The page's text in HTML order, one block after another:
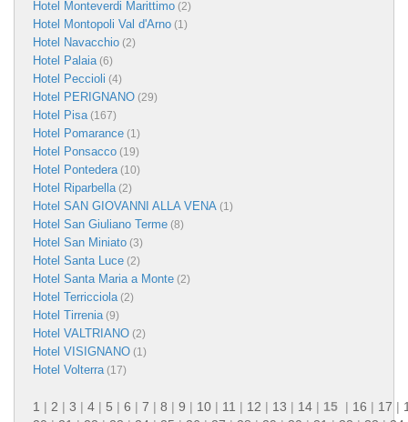
Hotel Monteverdi Marittimo (2)
Hotel Montopoli Val d'Arno (1)
Hotel Navacchio (2)
Hotel Palaia(6)
Hotel Peccioli (4)
Hotel PERIGNANO (29)
Hotel Pisa(167)
Hotel Pomarance (1)
Hotel Ponsacco (19)
Hotel Pontedera(10)
Hotel Riparbella(2)
Hotel SAN GIOVANNI ALLA VENA (1)
Hotel San Giuliano Terme (8)
Hotel San Miniato (3)
Hotel Santa Luce (2)
Hotel Santa Maria a Monte (2)
Hotel Terricciola(2)
Hotel Tirrenia(9)
Hotel VALTRIANO (2)
Hotel VISIGNANO (1)
Hotel Volterra(17)
1 | 2 | 3 | 4 | 5 | 6 | 7 | 8 | 9 | 10 | 11 | 12 | 13 | 14 | 15 | 16 | 17 |